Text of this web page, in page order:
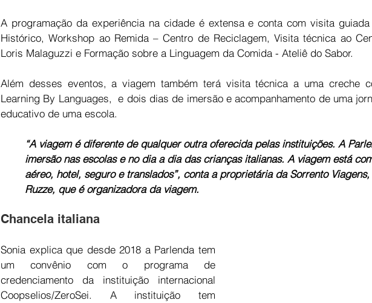
A programação da experiência na cidade é extensa e conta com visita
Histórico, Workshop ao Remida – Centro de Reciclagem, Visita técnica ao
Loris Malaguzzi e Formação sobre a Linguagem da Comida - Ateliê do Sabor.
Além desses eventos, a viagem também terá visita técnica a uma creche
Learning By Languages,  e dois dias de imersão e acompanhamento de uma
educativo de uma escola.
“A viagem é diferente de qualquer outra oferecida pelas instituições. A
imersão nas escolas e no dia a dia das crianças italianas. A viagem está
aéreo, hotel, seguro e translados”, conta a proprietária da Sorrento
Ruzze, que é organizadora da viagem.
Chancela italiana
Sonia explica que desde 2018 a Parlenda tem
um convênio com o programa de
credenciamento da instituição internacional
Coopselios/ZeroSei. A instituição tem